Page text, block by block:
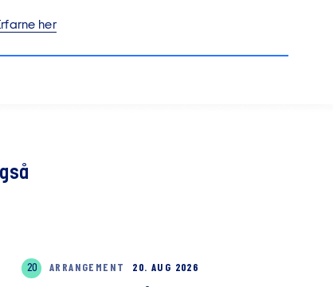
her
20 ARRANGEMENT 20. AUG 2026